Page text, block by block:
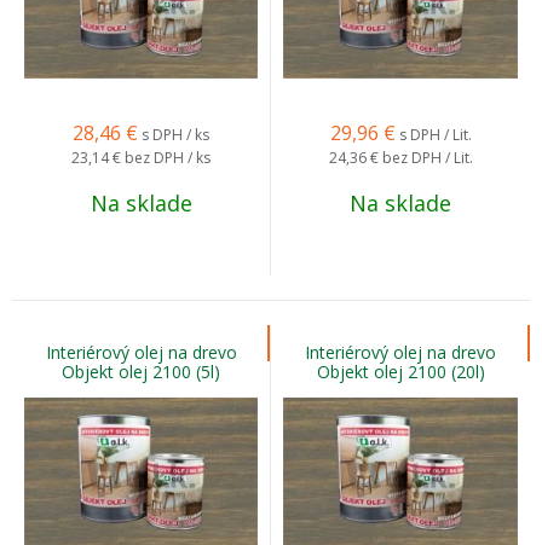
28,46 € s DPH / ks
23,14 € bez DPH / ks
Na sklade
29,96 € s DPH / Lit.
24,36 € bez DPH / Lit.
Na sklade
Interiérový olej na drevo
Objekt olej 2100 (5l)
Interiérový olej na drevo
Objekt olej 2100 (20l)